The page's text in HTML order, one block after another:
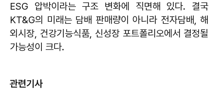
ESG 압박이라는 구조 변화에 직면해 있다. 결국
KT&G의 미래는 담배 판매량이 아니라 전자담배, 해
외시장, 건강기능식품, 신성장 포트폴리오에서 결정될
가능성이 크다.
관련기사